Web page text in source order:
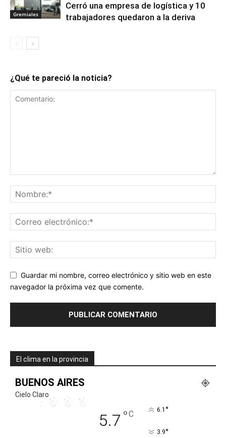
Gremiales
Cerró una empresa de logística y 10
trabajadores quedaron a la deriva
¿Qué te pareció la noticia?
Guardar mi nombre, correo electrónico y sitio web en este
navegador la próxima vez que comente.
El clima en la provincia
BUENOS AIRES
Cielo Claro
5.7 °C 6.1 °
3.9°